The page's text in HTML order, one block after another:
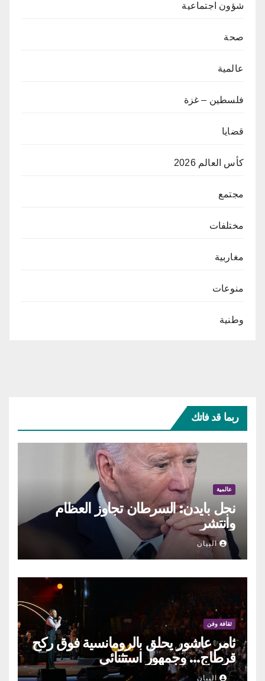
شؤون اجتماعية
صحة
عالمية
فلسطين – غزة
قضايا
كأس العالم 2026
مجتمع
مختلفات
مغاربية
منوعات
وطنية
ربما قد فاتك
عالمية
نجل بايدن: السرطان تجاوز العظام
وانتشر
البيان
ثقافة وفن
ثامر عاشور يحلق بالرومانسية فوق ركح
قرطاج… وجمهور استثنائي
البيان